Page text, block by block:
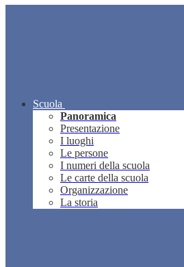
Scuola
Panoramica
Presentazione
I luoghi
Le persone
I numeri della scuola
Le carte della scuola
Organizzazione
La storia